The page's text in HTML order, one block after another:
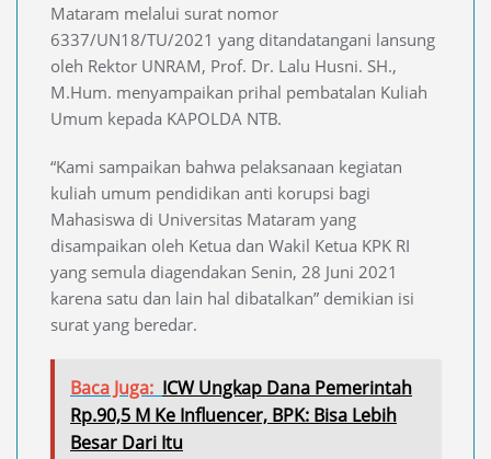
Mataram melalui surat nomor
6337/UN18/TU/2021 yang ditandatangani lansung
oleh Rektor UNRAM, Prof. Dr. Lalu Husni. SH.,
M.Hum. menyampaikan prihal pembatalan Kuliah
Umum kepada KAPOLDA NTB.
“Kami sampaikan bahwa pelaksanaan kegiatan
kuliah umum pendidikan anti korupsi bagi
Mahasiswa di Universitas Mataram yang
disampaikan oleh Ketua dan Wakil Ketua KPK RI
yang semula diagendakan Senin, 28 Juni 2021
karena satu dan lain hal dibatalkan” demikian isi
surat yang beredar.
Baca Juga: ICW Ungkap Dana Pemerintah
Rp.90,5 M Ke Influencer, BPK: Bisa Lebih
Besar Dari Itu